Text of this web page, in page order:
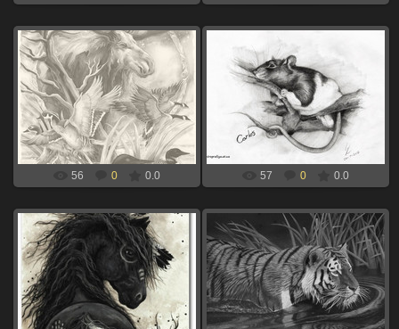
06.09.2024
лось и утки для выжигания по
дереву
xBOINGx
56 0 0.0
06.09.2024
крыса для выжигания по дереву
xBOINGx
57 0 0.0
06.09.2024
черная лошадь для выжигания по
дереву
xBOINGx
06.09.2024
тигр в воде для выжигания по
дереву
xBOINGx